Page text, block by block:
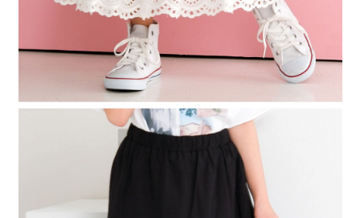
３．未成年的使用者請事先徵得法定代理人或監護人之同意方可使用
「AFTEE先享後付」，若未經同意申辦者引起之損失，本公司不負相關責
４．使用「AFTEE先享後付」時，將依據個別帳號之用戶狀況，依本公司即
時審查核予不同之上限額度；若仍有額度不足之情形，本公司將視審查結果
請求用戶進行身份認證。
５．嚴禁一人註冊多個帳號或使用他人資訊註冊。若發現惡意使用之情形，
恩沛科技股份有限公司將有權停止該用戶之使用額度並採取法律行動。